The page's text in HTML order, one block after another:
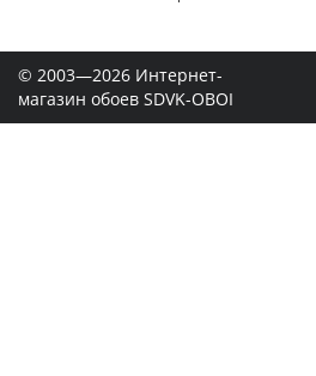
© 2003—2026 Интернет-
магазин обоев SDVK-OBOI